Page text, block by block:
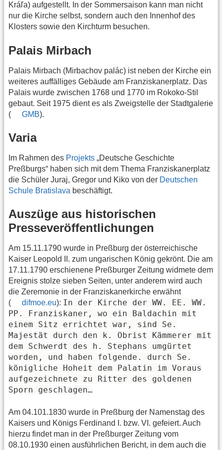
Kráľa) aufgestellt. In der Sommersaison kann man nicht
nur die Kirche selbst, sondern auch den Innenhof des
Klosters sowie den Kirchturm besuchen.
Palais Mirbach
Palais Mirbach (Mirbachov palác) ist neben der Kirche ein
weiteres auffälliges Gebäude am Franziskanerplatz. Das
Palais wurde zwischen 1768 und 1770 im Rokoko-Stil
gebaut. Seit 1975 dient es als Zweigstelle der Stadtgalerie
(
GMB).
Varia
Im Rahmen des Projekts „Deutsche Geschichte
Preßburgs“ haben sich mit dem Thema Franziskanerplatz
die Schüler Juraj, Gregor und Kiko von der Deutschen
Schule Bratislava beschäftigt.
Auszüge aus historischen
Presseveröffentlichungen
Am 15.11.1790 wurde in Preßburg der österreichische
Kaiser Leopold II. zum ungarischen König gekrönt. Die am
17.11.1790 erschienene Preßburger Zeitung widmete dem
Ereignis stolze sieben Seiten, unter anderem wird auch
die Zeremonie in der Franziskanerkirche erwähnt
(
difmoe.eu): In der Kirche der WW. EE. WW.
PP. Franziskaner, wo ein Baldachin mit
einem Sitz errichtet war, sind Se.
Majestät durch den k. Obrist Kämmerer mit
dem Schwerdt des h. Stephans umgürtet
worden, und haben folgende. durch Se.
königliche Hoheit dem Palatin im Voraus
aufgezeichnete zu Ritter des goldenen
Sporn geschlagen…
Am 04.101.1830 wurde in Preßburg der Namenstag des
Kaisers und Königs Ferdinand I. bzw. VI. gefeiert. Auch
hierzu findet man in der Preßburger Zeitung vom
08.10.1930 einen ausführlichen Bericht, in dem auch die